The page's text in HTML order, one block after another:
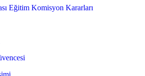
Eğitim Komisyon Kararları